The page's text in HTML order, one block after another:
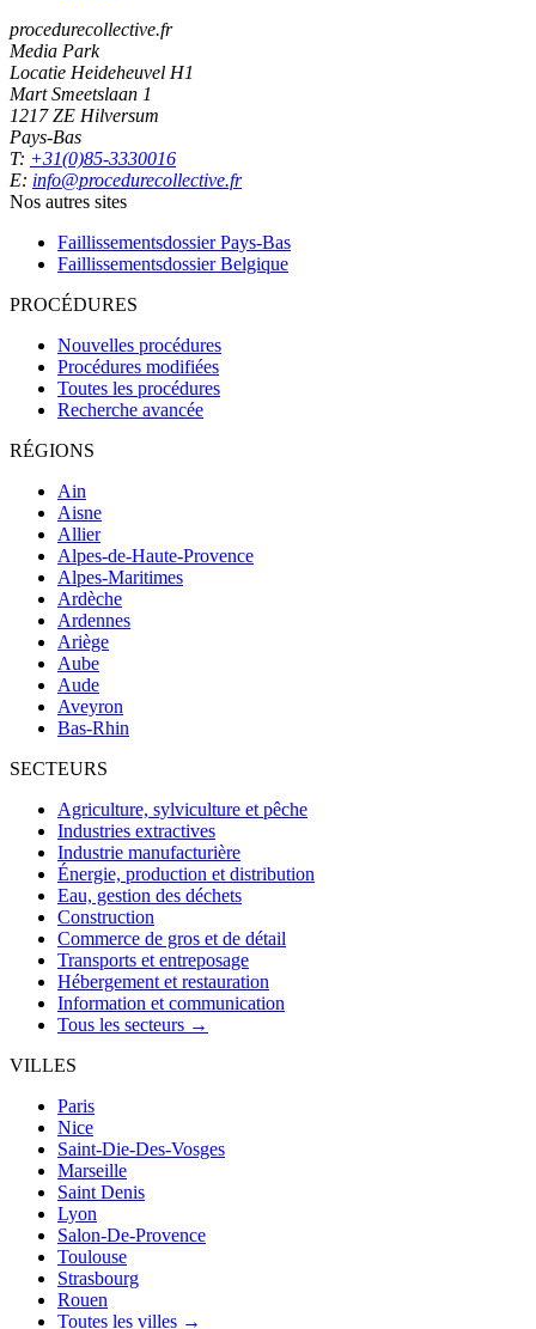
procedurecollective.fr
Media Park
Locatie Heideheuvel H1
Mart Smeetslaan 1
1217 ZE Hilversum
Pays-Bas
T: +31(0)85-3330016
E: info@procedurecollective.fr
Nos autres sites
Faillissementsdossier Pays-Bas
Faillissementsdossier Belgique
PROCÉDURES
Nouvelles procédures
Procédures modifiées
Toutes les procédures
Recherche avancée
RÉGIONS
Ain
Aisne
Allier
Alpes-de-Haute-Provence
Alpes-Maritimes
Ardèche
Ardennes
Ariège
Aube
Aude
Aveyron
Bas-Rhin
SECTEURS
Agriculture, sylviculture et pêche
Industries extractives
Industrie manufacturière
Énergie, production et distribution
Eau, gestion des déchets
Construction
Commerce de gros et de détail
Transports et entreposage
Hébergement et restauration
Information et communication
Tous les secteurs →
VILLES
Paris
Nice
Saint-Die-Des-Vosges
Marseille
Saint Denis
Lyon
Salon-De-Provence
Toulouse
Strasbourg
Rouen
Toutes les villes →